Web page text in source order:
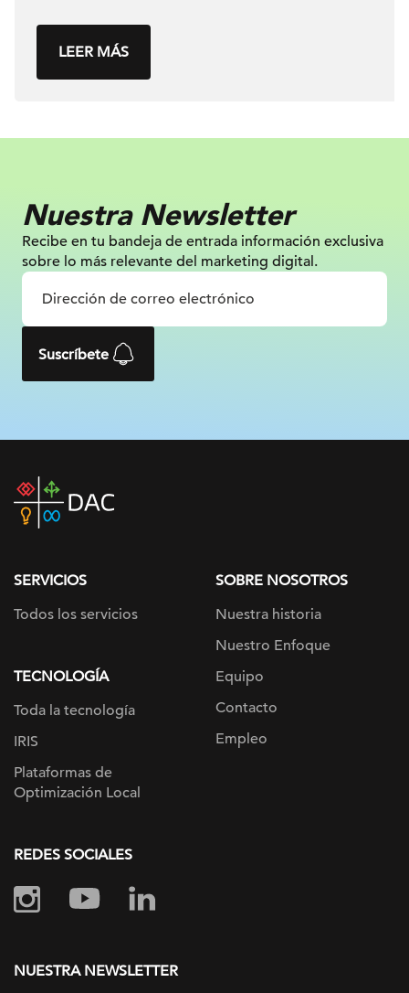
LEER MÁS
Nuestra Newsletter
Recibe en tu bandeja de entrada información exclusiva
sobre lo más relevante del marketing digital.
Suscríbete
DAC
home
SERVICIOS
Todos los servicios
TECNOLOGÍA
Toda la tecnología
IRIS
Plataformas de
Optimización Local
SOBRE NOSOTROS
Nuestra historia
Nuestro Enfoque
Equipo
Contacto
Empleo
REDES SOCIALES
NUESTRA NEWSLETTER